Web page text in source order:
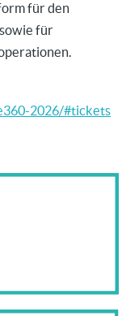
für den
für
2026/#tickets